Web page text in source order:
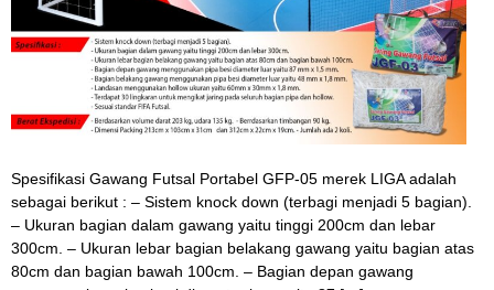
Spesifikasi Gawang Futsal Portabel GFP-05 merek LIGA adalah
sebagai berikut : – Sistem knock down (terbagi menjadi 5 bagian).
– Ukuran bagian dalam gawang yaitu tinggi 200cm dan lebar
300cm. – Ukuran lebar bagian belakang gawang yaitu bagian atas
80cm dan bagian bawah 100cm. – Bagian depan gawang